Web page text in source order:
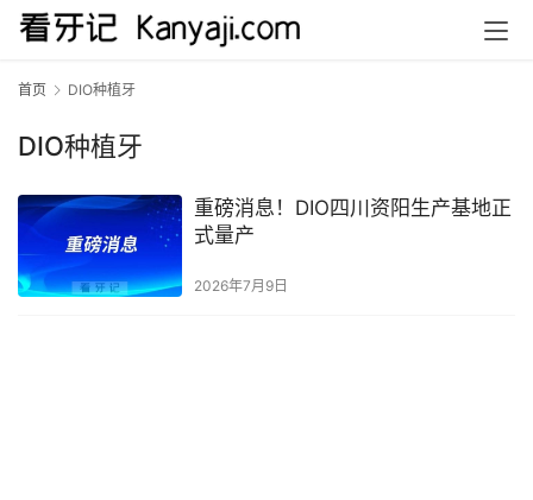
首页 DIO种植牙
DIO种植牙
重磅消息！DIO四川资阳生产基地正
式量产
2026年7月9日